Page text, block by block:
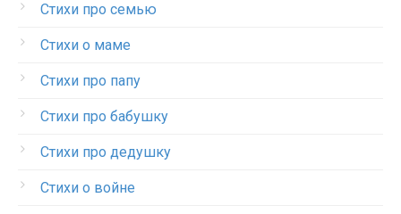
Стихи про семью
Стихи о маме
Стихи про папу
Стихи про бабушку
Стихи про дедушку
Стихи о войне